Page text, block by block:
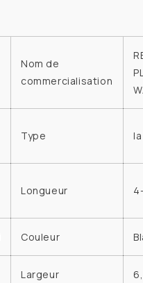
Nom de
commercialisation
Type
Longueur
Couleur
Largeur